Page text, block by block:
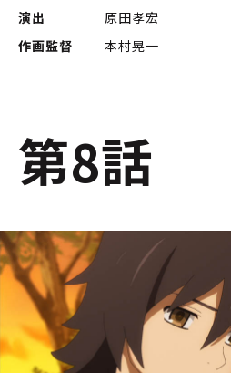
演出
原田孝宏
作画監督
本村晃一
第8話